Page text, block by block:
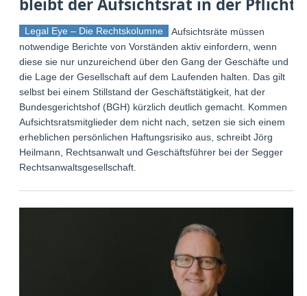
Legal Eye – Die Rechtskolumne
Aufsichtsräte müssen
notwendige Berichte von Vorständen aktiv einfordern, wenn
diese sie nur unzureichend über den Gang der Geschäfte und
die Lage der Gesellschaft auf dem Laufenden halten. Das gilt
selbst bei einem Stillstand der Geschäftstätigkeit, hat der
Bundesgerichtshof (BGH) kürzlich deutlich gemacht. Kommen
Aufsichtsratsmitglieder dem nicht nach, setzen sie sich einem
erheblichen persönlichen Haftungsrisiko aus, schreibt Jörg
Heilmann, Rechtsanwalt und Geschäftsführer bei der Segger
Rechtsanwaltsgesellschaft.